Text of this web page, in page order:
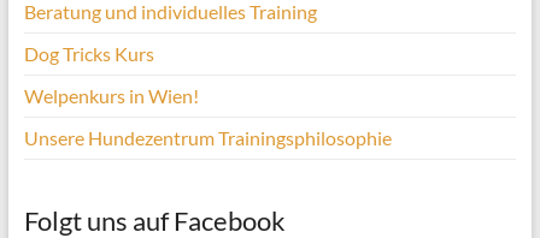
Beratung und individuelles Training
Dog Tricks Kurs
Welpenkurs in Wien!
Unsere Hundezentrum Trainingsphilosophie
Folgt uns auf Facebook